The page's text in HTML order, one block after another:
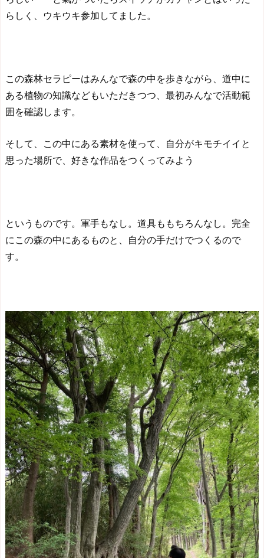
らしく、ウキウキ参加してました。
この森林セラピーはみんなで森の中を歩きながら、道中に
ある植物の知識などもいただきつつ、最初みんなで活動範
囲を確認します。
そして、この中にある素材を使って、自分がキモチイイと
思った場所で、好きな作品をつくってみよう
というものです。軍手もなし。道具ももちろんなし。完全
にこの森の中にあるものと、自分の手だけでつくるので
す。